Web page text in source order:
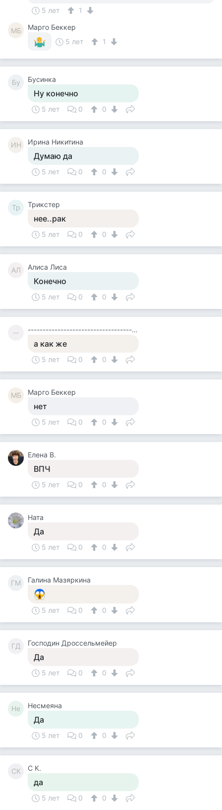
5 лет 1
MБ
Mарго Беккер
5 лет
1
Бу Бусинка
Ну конечно
5 лет 0 0
ИН Ирина Никитина
Думаю да
5 лет 0 0
Tp Tpикcтep
нее..рак
5 лет 0 0
АЛ Алиса Лиса
Конечно
5 лет 0 0
-- ----------------------------------------
а как же
5 лет 0 0
MБ Mарго Беккер
нет
5 лет 0 0
Елена В.
ВПЧ
5 лет 0 0
Ната
Да
5 лет 0 0
ГМ Галина Мазяркина
5 лет 0 0
ГД Господин Дроссельмейер
Да
5 лет 0 0
Не Несмеяна
Да
5 лет 0 0
СК С К.
да
5 лет 0 0